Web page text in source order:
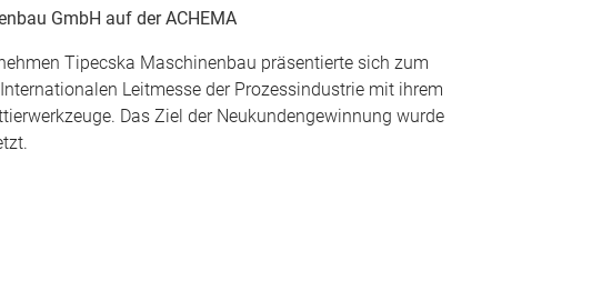
GmbH auf der ACHEMA
Tipecska Maschinenbau präsentierte sich zum
Leitmesse der Prozessindustrie mit ihrem
Das Ziel der Neukundengewinnung wurde